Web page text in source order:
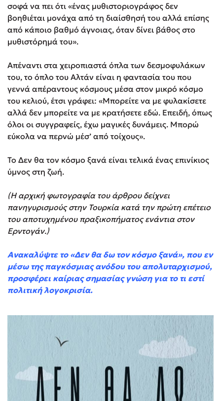
σοφά να πει ότι «ένας μυθιστοριογράφος δεν
βοηθιέται μονάχα από τη διαίσθησή του αλλά επίσης
από κάποιο βαθμό άγνοιας, όταν δίνει βάθος στο
μυθιστόρημά του».
Απέναντι στα χειροπιαστά όπλα των δεσμοφυλάκων
του, το όπλο του Αλτάν είναι η φαντασία του που
γεννά απέραντους κόσμους μέσα στον μικρό κόσμο
του κελιού, έτσι γράφει: «Μπορείτε να με φυλακίσετε
αλλά δεν μπορείτε να με κρατήσετε εδώ. Επειδή, όπως
όλοι οι συγγραφείς, έχω μαγικές δυνάμεις. Μπορώ
εύκολα να περνώ μέσ’ από τοίχους».
Το Δεν θα τον κόσμο ξανά είναι τελικά ένας επινίκιος
ύμνος στη ζωή.
(Η αρχική φωτογραφία του άρθρου δείχνει
πανηγυρισμούς στην Τουρκία κατά την πρώτη επέτειο
του αποτυχημένου πραξικοπήματος ενάντια στον
Ερντογάν.)
Ανακαλύψτε το «Δεν θα δω τον κόσμο ξανά», που εν
μέσω της παγκόσμιας ανόδου του απολυταρχισμού,
προσφέρει καίριας σημασίας γνώση για το τι εστί
πολιτική λογοκρισία.